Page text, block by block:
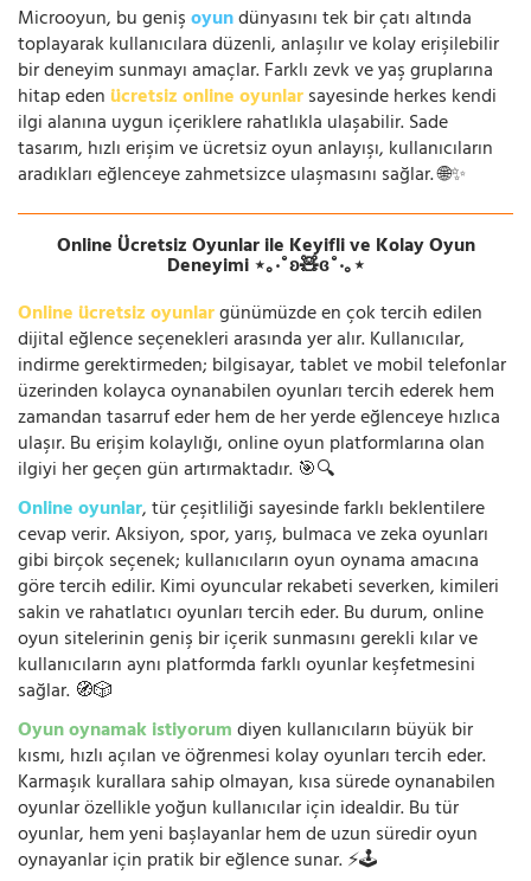
Microoyun, bu genişoyundünyasını tek bir çatı altında
toplayarak kullanıcılara düzenli, anlaşılır ve kolay erişilebilir
bir deneyim sunmayı amaçlar. Farklı zevk ve yaş gruplarına
hitap eden ücretsiz online oyunlarsayesinde herkes kendi
ilgi alanına uygun içeriklere rahatlıkla ulaşabilir. Sade
tasarım, hızlı erişim ve ücretsiz oyun anlayışı, kullanıcıların
aradıkları eğlenceye zahmetsizce ulaşmasını sağlar. 🌐✨
Online Ücretsiz Oyunlar ile Keyifli ve Kolay Oyun
Deneyimi ⋆｡‧˚ʚ🧸ɞ˚‧｡⋆
Online ücretsiz oyunlargünümüzde en çok tercih edilen
dijital eğlence seçenekleri arasında yer alır. Kullanıcılar,
indirme gerektirmeden; bilgisayar, tablet ve mobil telefonlar
üzerinden kolayca oynanabilen oyunları tercih ederek hem
zamandan tasarruf eder hem de her yerde eğlenceye hızlıca
ulaşır. Bu erişim kolaylığı, online oyun platformlarına olan
ilgiyi her geçen gün artırmaktadır. 🎯🔍
Online oyunlar, tür çeşitliliği sayesinde farklı beklentilere
cevap verir. Aksiyon, spor, yarış, bulmaca ve zeka oyunları
gibi birçok seçenek; kullanıcıların oyun oynama amacına
göre tercih edilir. Kimi oyuncular rekabeti severken, kimileri
sakin ve rahatlatıcı oyunları tercih eder. Bu durum, online
oyun sitelerinin geniş bir içerik sunmasını gerekli kılar ve
kullanıcıların aynı platformda farklı oyunlar keşfetmesini
sağlar. 🧭🎲
Oyun oynamak istiyorumdiyen kullanıcıların büyük bir
kısmı, hızlı açılan ve öğrenmesi kolay oyunları tercih eder.
Karmaşık kurallara sahip olmayan, kısa sürede oynanabilen
oyunlar özellikle yoğun kullanıcılar için idealdir. Bu tür
oyunlar, hem yeni başlayanlar hem de uzun süredir oyun
oynayanlar için pratik bir eğlence sunar. ⚡🕹️